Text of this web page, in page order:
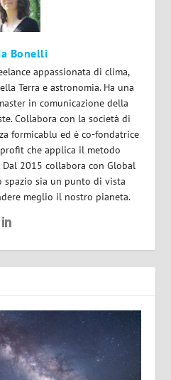
Bonelli
appassionata di clima,
Terra e astronomia. Ha una
in comunicazione della
Collabora con la società di
formicablu ed è co-fondatrice
che applica il metodo
2015 collabora con Global
spazio sia un punto di vista
meglio il nostro pianeta.